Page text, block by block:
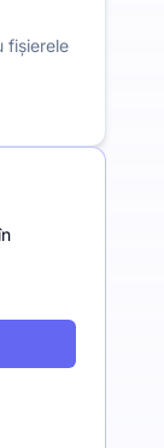
fișierele